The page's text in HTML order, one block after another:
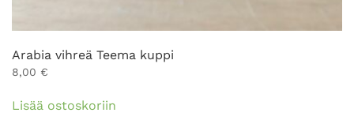
Arabia vihreä Teema kuppi
8,00 €
Lisää ostoskoriin